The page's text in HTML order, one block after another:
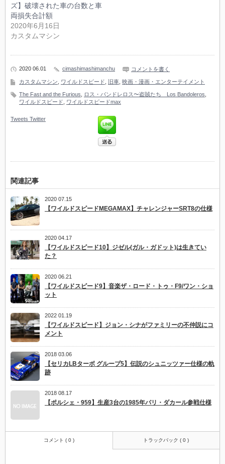
ズ】破壊された車の台数と車
両損失合計額
2020年6月16日
カスタムマシン
2020 06.01 cimashimashimanchu コメントを書く
カスタムマシン ワイルドスピード 旧車 映画・漫画・エンターテイメント
The Fast and the Furious ロス・バンドレロス〜盗賊たち Los Bandoleros
ワイルドスピード
ワイルドスピードmax
Tweets Twitter
関連記事
2020 07.15
【ワイルドスピードMEGAMAX】チャレンジャーSRT8の仕様
2020 04.17
【ワイルドスピード10】ジゼル(ガル・ガドット)は生きてい
た？
2020 06.21
【ワイルドスピード9】音楽ザ・ロード・トゥ・F9/ワン・ショ
ット
2022 01.19
【ワイルドスピード】ジョン・シナがファミリーの不仲説にコ
メント
2018 03.06
【セリカLBターボ グループ5】伝説のシュニッツァー仕様の軌
跡
2018 08.17
【ポルシェ・959】生産3台の1985年パリ・ダカール参戦仕様
コメント ( 0 ) トラックバック ( 0 )